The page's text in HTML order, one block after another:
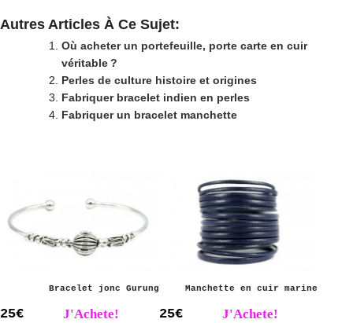
Autres Articles À Ce Sujet:
Où acheter un portefeuille, porte carte en cuir
véritable ?
Perles de culture histoire et origines
Fabriquer bracelet indien en perles
Fabriquer un bracelet manchette
Bracelet jonc Gurung
25€ J'Achete!
Manchette en cuir marine
25€ J'Achete!